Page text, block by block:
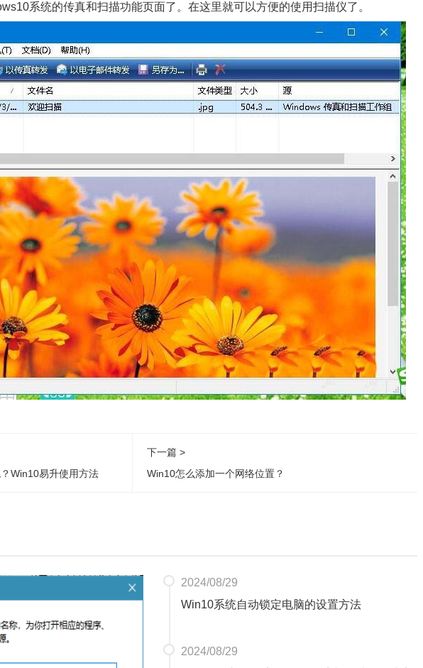
系统的传真和扫描功能页面了。在这里就可以方便的使用扫描仪了。
Win10易升使用方法
下一篇 >
Win10怎么添加一个网络位置？
2024/08/29
Win10系统自动锁定电脑的设置方法
2024/08/29